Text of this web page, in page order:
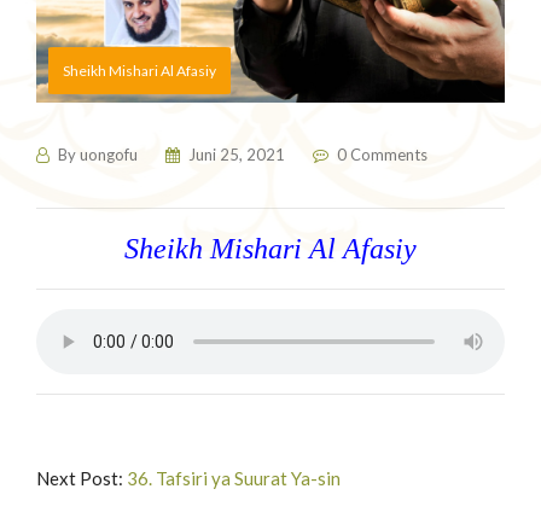
Sheikh Mishari Al Afasiy
Byuongofu Juni 25, 2021 0 Comments
Sheikh Mishari Al Afasiy
Next Post: 36. Tafsiri ya Suurat Ya-sin